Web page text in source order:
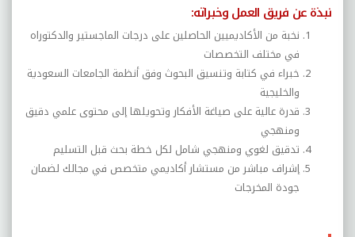
نبذة عن فريق العمل وخبراته:
نخبة من الأكاديميين الحاصلين على درجات الماجستير والدكتوراه
في مختلف التخصصات
خبراء في كتابة وتنسيق البحوث وفق أنظمة الجامعات السعودية
والخليجية
قدرة عالية على صياغة الأفكار وتحويلها إلى محتوى علمي دقيق
ومنهجي
تدقيق لغوي ومنهجي شامل لكل خطة بحث قبل التسليم
إشراف مباشر من مستشار أكاديمي متخصص في مجالك لضمان
جودة المخرجات